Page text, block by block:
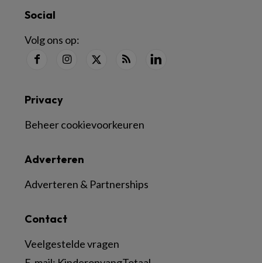
Social
Volg ons op:
Contact
Veelgestelde vragen
Adverteren
Adverteren & Partnerships
Privacy
Beheer cookievoorkeuren